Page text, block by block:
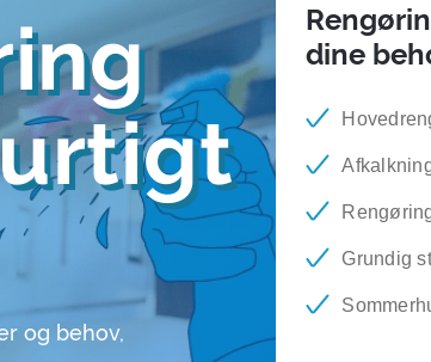
og behov,
dine
Grundig